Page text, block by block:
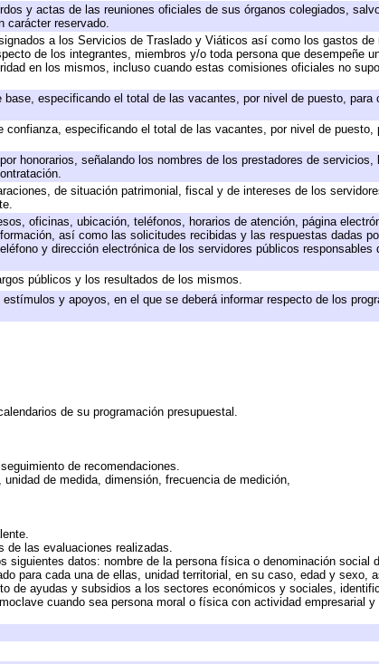
y actas de las reuniones oficiales de sus órganos colegiados,
carácter reservado.
a los Servicios de Traslado y Viáticos así como los gastos de
de los integrantes, miembros y/o toda persona que desempeñe
en los mismos, incluso cuando estas comisiones oficiales no
especificando el total de las vacantes, por nivel de puesto, para
especificando el total de las vacantes, por nivel de puesto,
honorarios, señalando los nombres de los prestadores de servicios,
de situación patrimonial, fiscal y de intereses de los
oficinas, ubicación, teléfonos, horarios de atención, página
así como las solicitudes recibidas y las respuestas dadas
y dirección electrónica de los servidores públicos responsables
públicos y los resultados de los mismos.
y apoyos, en el que se deberá informar respecto de los
de su programación presupuestal.
de recomendaciones.
de medida, dimensión, frecuencia de medición,
de las evaluaciones realizadas.
siguientes datos: nombre de la persona física o denominación social
para cada una de ellas, unidad territorial, en su caso, edad y sexo,
de ayudas y subsidios a los sectores económicos y sociales,
cuando sea persona moral o física con actividad empresarial